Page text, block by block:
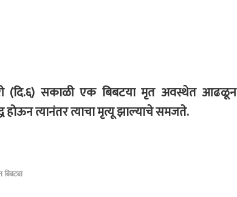
(दि.६) सकाळी एक बिबटया मृत अवस्थेत आढळून
त्यानंतर त्याचा मृत्यू झाल्याचे समजते.
बिबट्या